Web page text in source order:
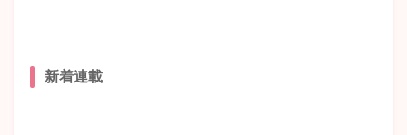
新着連載